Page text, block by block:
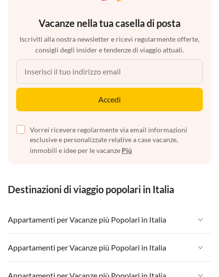
Vacanze nella tua casella di posta
Iscriviti alla nostra newsletter e ricevi regolarmente offerte,
consigli degli insider e tendenze di viaggio attuali.
Accedi
Vorrei ricevere regolarmente via email informazioni
esclusive e personalizzate relative a case vacanze,
immobili e idee per le vacanze Più
Destinazioni di viaggio popolari in Italia
Appartamenti per Vacanze più Popolari in Italia
Appartamenti per Vacanze in Italia
Appartamenti per Vacanze in Liguria
Appartamenti per Vacanze più Popolari in Italia
Appartamenti per Vacanze in Italia